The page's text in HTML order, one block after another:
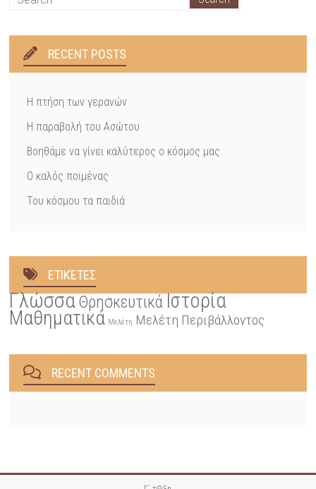
RECENT POSTS
Η πτήση των γερανών
Η παραβολή του Ασώτου
Βοηθάμε να γίνει καλύτερος ο κόσμος μας
Ο καλός ποιμένας
Του κόσμου τα παιδιά
ΕΤΙΚΈΤΕΣ
ΓλώσσαΘρησκευτικάΙστορία
Μαθηματικά Μελέτη Μελέτη Περιβάλλοντος
RECENT COMMENTS